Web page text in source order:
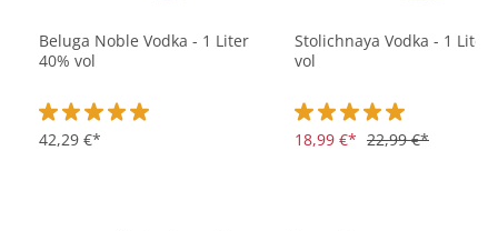
Beluga Noble Vodka - 1 Liter
40% vol
Durchschnittliche Bewertung von 5 von 5 Sternen
42,29 €*
Stolichnaya Vodka - 1 Liter
vol
Durchschnittliche
18,99 €* 22,99 €*